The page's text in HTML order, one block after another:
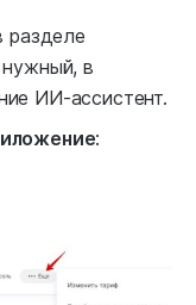
разделе
нужный, в
ИИ-ассистент.
: